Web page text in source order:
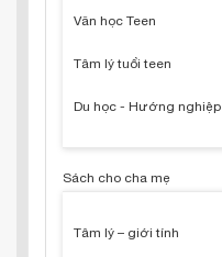
Văn học Teen
Tâm lý tuổi teen
Du học - Hướng nghiệp
Sách cho cha mẹ
Tâm lý – giới tính